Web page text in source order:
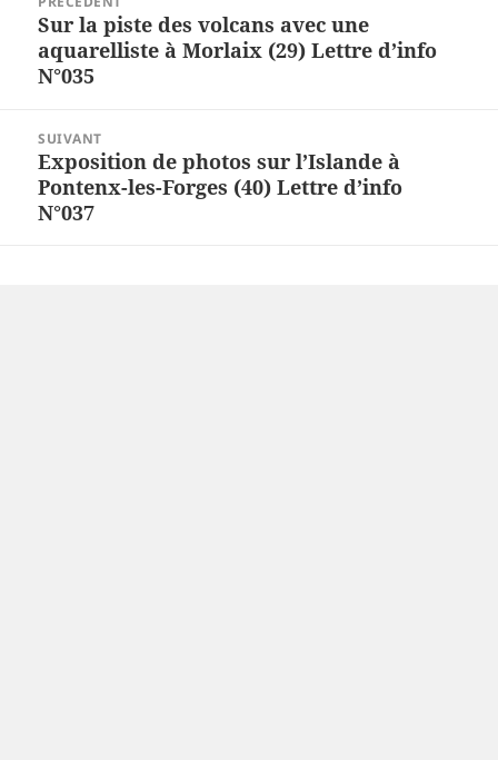
l’article
Article
précédent :
Sur la piste des volcans avec une
aquarelliste à Morlaix (29) Lettre d’info
N°035
SUIVANT
Article
suivant :
Exposition de photos sur l’Islande à
Pontenx-les-Forges (40) Lettre d’info
N°037